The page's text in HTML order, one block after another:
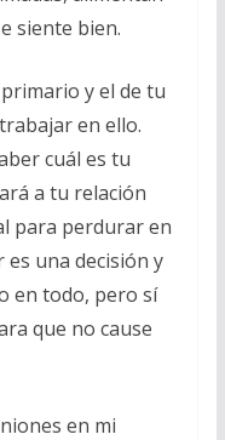
siente bien.
y el de tu
en ello.
cuál es tu
a tu relación
para perdurar en
es una decisión y
en todo, pero sí
que no cause
en mi